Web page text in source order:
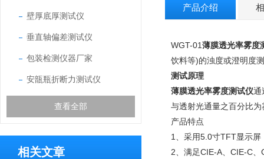
壁厚底厚测试仪
垂直轴偏差测试仪
包装检测仪器厂家
安瓿瓶折断力测试仪
查看全部
相关文章
产品介绍
WGT-01薄膜透光率雾度
饮料等)的浊度或澄明度
测试原理
薄膜透光率雾度测试仪通
与透射光通量之百分比为
产品特点
1、采用5.0寸TFT显示
2、满足CIE-A、CIE-C